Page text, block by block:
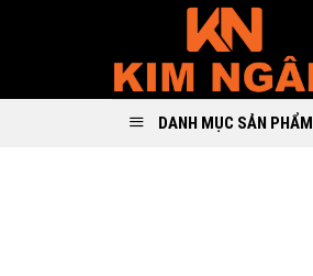
DANH MỤC SẢN PHẨM